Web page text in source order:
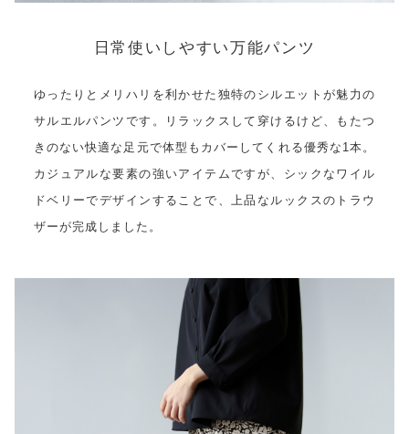
日常使いしやすい万能パンツ
ゆったりとメリハリを利かせた独特のシルエットが魅力の
サルエルパンツです。リラックスして穿けるけど、もたつ
きのない快適な足元で体型もカバーしてくれる優秀な1本。
カジュアルな要素の強いアイテムですが、シックなワイル
ドベリーでデザインすることで、上品なルックスのトラウ
ザーが完成しました。